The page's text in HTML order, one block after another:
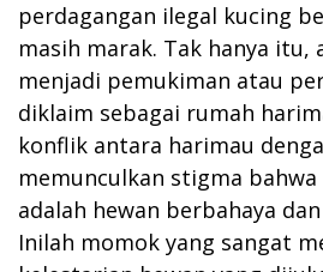
perdagangan ilegal kucing
masih marak. Tak hanya itu,
menjadi pemukiman atau
diklaim sebagai rumah
konflik antara harimau
memunculkan stigma
adalah hewan berbahaya
Inilah momok yang sangat